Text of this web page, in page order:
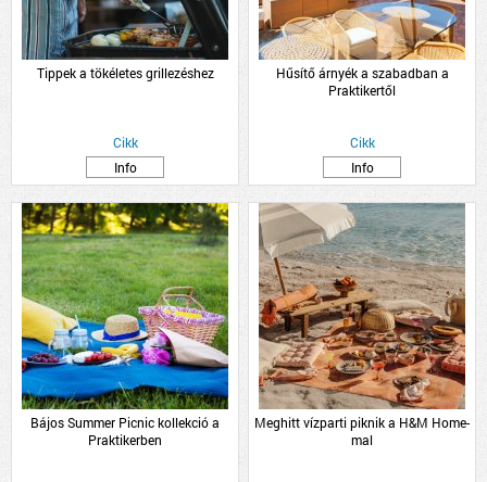
Tippek a tökéletes grillezéshez
Cikk
Info
Hűsítő árnyék a szabadban a
Praktikertől
Cikk
Info
Bájos Summer Picnic kollekció a
Praktikerben
Meghitt vízparti piknik a H&M Home-
mal